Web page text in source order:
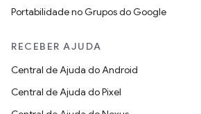
Portabilidade no Grupos do Google
RECEBER AJUDA
Central de Ajuda do Android
Central de Ajuda do Pixel